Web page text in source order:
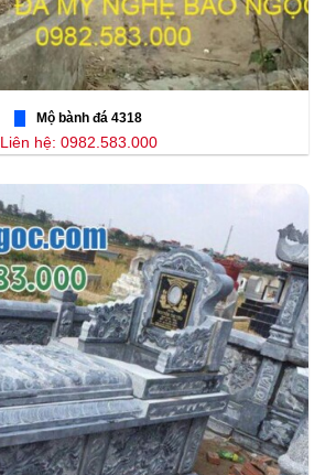
Mộ bành đá 4318
Liên hệ: 0982.583.000